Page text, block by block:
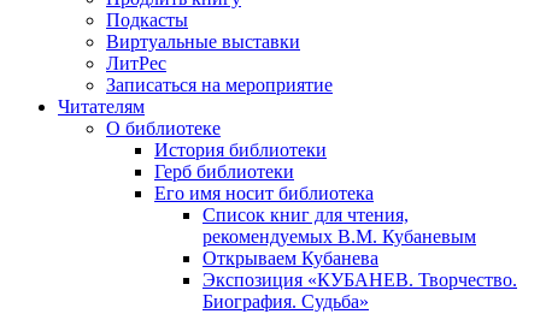
Подкасты
Виртуальные выставки
ЛитРес
Записаться на мероприятие
Читателям
О библиотеке
История библиотеки
Герб библиотеки
Его имя носит библиотека
Список книг для чтения,
рекомендуемых В.М. Кубаневым
Открываем Кубанева
Экспозиция «КУБАНЕВ. Творчество.
Биография. Судьба»